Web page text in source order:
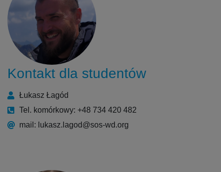
Kontakt dla studentów
Łukasz Łagód
Tel. komórkowy: +48 734 420 482
mail: lukasz.lagod@sos-wd.org